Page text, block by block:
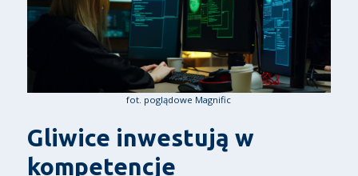
fot. poglądowe Magnific
Gliwice inwestują w
kompetencje